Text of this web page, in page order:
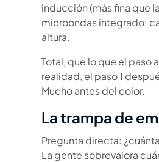
inducción (más fina que
microondas integrado:
altura.
Total, que lo que el paso
realidad, el paso 1
Mucho antes del color.
La trampa de
Pregunta directa:
La gente sobrevalora